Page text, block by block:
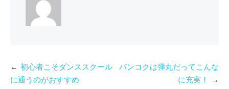
投
稿
初心者こそダンススクール
に通うのがおすすめ
バンコクは弾丸だってこんな
に充実！